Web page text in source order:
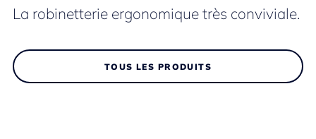
La robinetterie ergonomique très conviviale.
TOUS LES PRODUITS